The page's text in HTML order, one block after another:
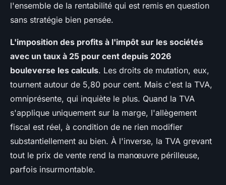
l'ensemble de la rentabilité qui est remis en question
sans stratégie bien pensée.
L'imposition des profits à l'impôt sur les sociétés
avec un taux à 25 pour cent depuis 2026
bouleverse les calculs. Les droits de mutation, eux,
tournent autour de 5,80 pour cent. Mais c'est la TVA,
omniprésente, qui inquiète le plus. Quand la TVA
s'applique uniquement sur la marge, l'allègement
fiscal est réel, à condition de ne rien modifier
substantiellement au bien. À l'inverse, la TVA grevant
tout le prix de vente rend la manœuvre périlleuse,
parfois insurmontable.